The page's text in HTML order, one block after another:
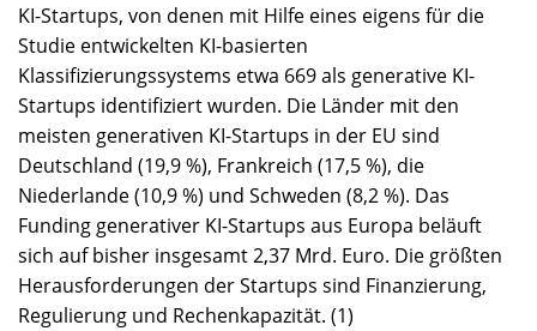
KI-Startups, von denen mit Hilfe eines eigens für die
Studie entwickelten KI-basierten
Klassifizierungssystems etwa 669 als generative KI-
Startups identifiziert wurden. Die Länder mit den
meisten generativen KI-Startups in der EU sind
Deutschland (19,9 %), Frankreich (17,5 %), die
Niederlande (10,9 %) und Schweden (8,2 %). Das
Funding generativer KI-Startups aus Europa beläuft
sich auf bisher insgesamt 2,37 Mrd. Euro. Die größten
Herausforderungen der Startups sind Finanzierung,
Regulierung und Rechenkapazität. (1)